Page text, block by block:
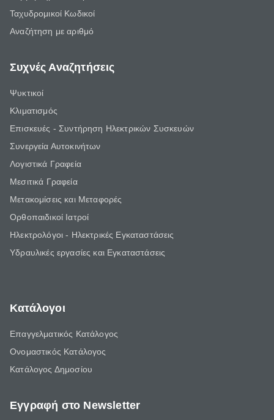
Ταχυδρομικοί Κωδικοί
Αναζήτηση με αριθμό
Συχνές Αναζητήσεις
Ψυκτικοί
Κλιματισμός
Επισκευές - Συντήρηση Ηλεκτρικών Συσκευών
Συνεργεία Αυτοκινήτων
Λογιστικά Γραφεία
Μεσιτικά Γραφεία
Μετακομίσεις και Μεταφορές
Ορθοπαιδικοί Ιατροί
Ηλεκτρολόγοι - Ηλεκτρικές Εγκαταστάσεις
Υδραυλικές εργασίες και Εγκαταστάσεις
Κατάλογοι
Επαγγελματικός Κατάλογος
Ονομαστικός Κατάλογος
Κατάλογος Δημοσίου
Εγγραφή στο Newsletter